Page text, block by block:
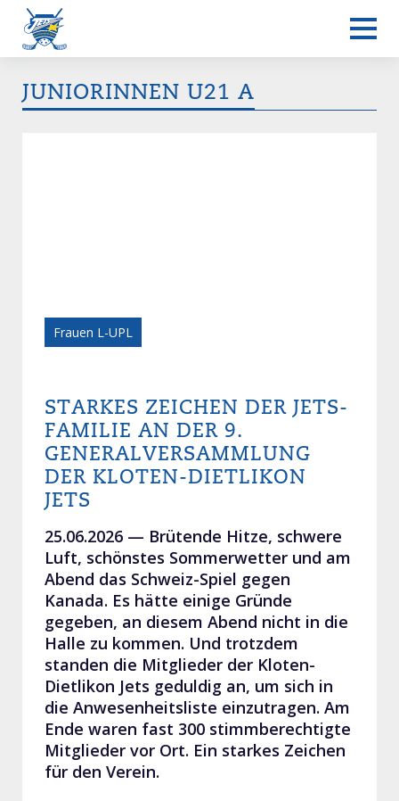
JUNIORINNEN U21 A
Frauen L-UPL
STARKES ZEICHEN DER JETS-
FAMILIE AN DER 9.
GENERALVERSAMMLUNG
DER KLOTEN-DIETLIKON
JETS
25.06.2026 — Brütende Hitze, schwere
Luft, schönstes Sommerwetter und am
Abend das Schweiz-Spiel gegen
Kanada. Es hätte einige Gründe
gegeben, an diesem Abend nicht in die
Halle zu kommen. Und trotzdem
standen die Mitglieder der Kloten-
Dietlikon Jets geduldig an, um sich in
die Anwesenheitsliste einzutragen. Am
Ende waren fast 300 stimmberechtigte
Mitglieder vor Ort. Ein starkes Zeichen
für den Verein.